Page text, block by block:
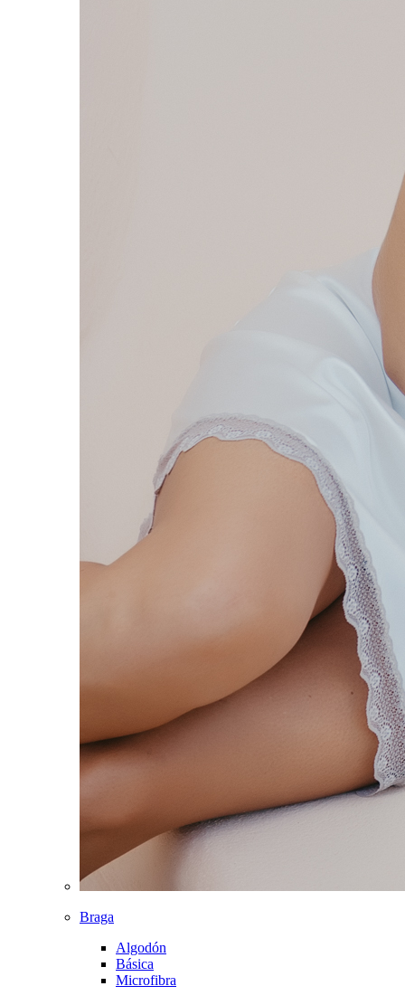
Braga
Algodón
Básica
Microfibra